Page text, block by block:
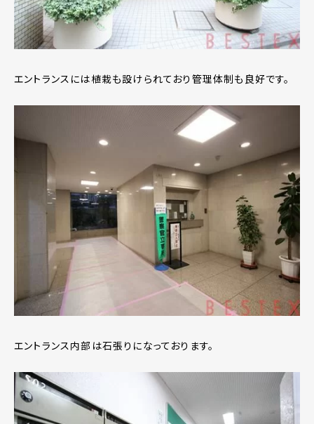
エントランスには植栽も設けられており管理体制も良好です。
エントランス内部は石張りになっております。